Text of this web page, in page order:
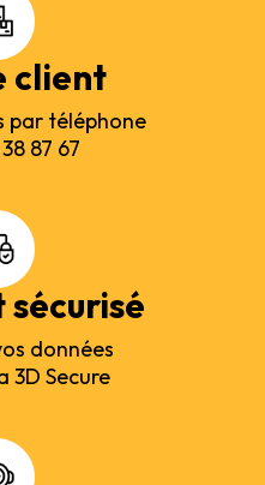
client
par téléphone
87 67
données
3D Secure